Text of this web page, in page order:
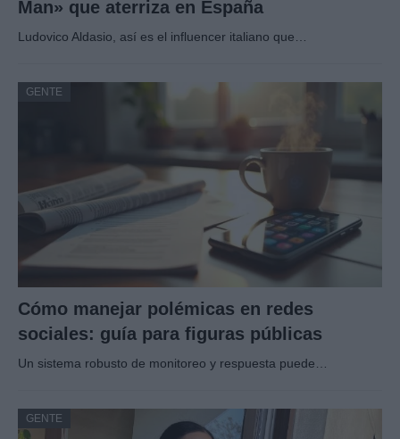
Man» que aterriza en España
Ludovico Aldasio, así es el influencer italiano que…
GENTE
Cómo manejar polémicas en redes
sociales: guía para figuras públicas
Un sistema robusto de monitoreo y respuesta puede…
GENTE